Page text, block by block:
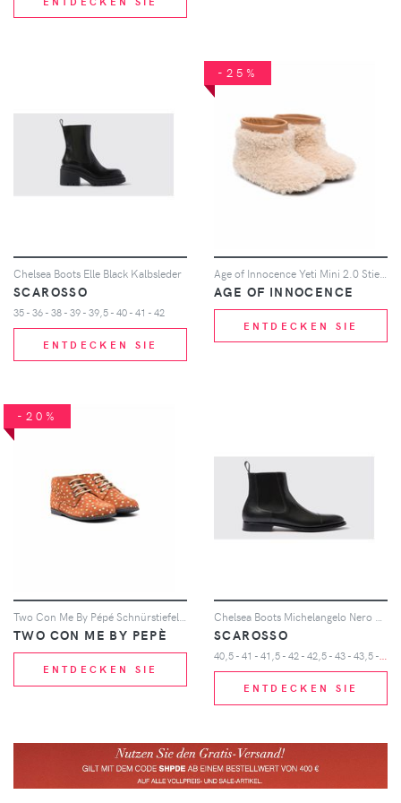
Chelsea Boots Elle Black Kalbsleder
SCAROSSO
35 - 36 - 38 - 39 - 39,5 - 40 - 41 - 42
ENTDECKEN SIE
-25%
AGE OF INNOCENCE
ENTDECKEN SIE
-20%
Two Con Me By Pépé Schnürstiefel mit Sterne-Print - Braun
TWO CON ME BY PEPÈ
ENTDECKEN SIE
Chelsea Boots Michelangelo Nero Kalbsleder
SCAROSSO
4
0,5 - 41 - 41,5 - 42 - 42,5 - 43 - 43,5 - 44 - 45 - 46
ENTDECKEN SIE